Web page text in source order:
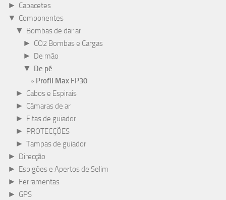
► Capacetes
▼ Componentes
▼ Bombas de dar ar
► CO2 Bombas e Cargas
► De mão
▼ De pé
Profil Max FP30
► Cabos e Espirais
► Cãmaras de ar
► Fitas de guiador
► PROTECÇÕES
► Tampas de guiador
► Direcção
► Espigões e Apertos de Selim
► Ferramentas
► GPS